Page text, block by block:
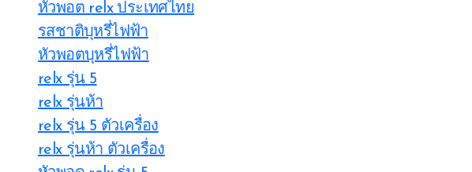
หัวพอต relx ประเทศไทย
รสชาติบุหรี่ไฟฟ้า
หัวพอตบุหรี่ไฟฟ้า
relx รุ่น 5
relx รุ่นห้า
relx รุ่น 5 ตัวเครื่อง
relx รุ่นห้า ตัวเครื่อง